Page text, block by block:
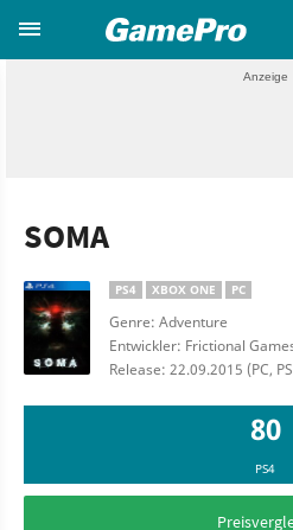
SOMA
PS4 XBOX ONE PC
Genre: Adventure
Entwickler: Frictional
Release: 22.09.2015 (PC,
80
PS4